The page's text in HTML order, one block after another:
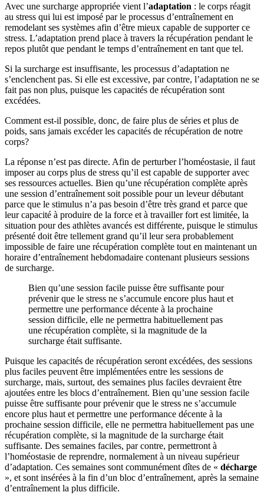
Avec une surcharge appropriée vient l’adaptation : le corps réagit
au stress qui lui est imposé par le processus d’entraînement en
remodelant ses systèmes afin d’être mieux capable de supporter ce
stress. L’adaptation prend place à travers la récupération pendant le
repos plutôt que pendant le temps d’entraînement en tant que tel.
Si la surcharge est insuffisante, les processus d’adaptation ne
s’enclenchent pas. Si elle est excessive, par contre, l’adaptation ne se
fait pas non plus, puisque les capacités de récupération sont
excédées.
Comment est-il possible, donc, de faire plus de séries et plus de
poids, sans jamais excéder les capacités de récupération de notre
corps?
La réponse n’est pas directe. Afin de perturber l’homéostasie, il faut
imposer au corps plus de stress qu’il est capable de supporter avec
ses ressources actuelles. Bien qu’une récupération complète après
une session d’entraînement soit possible pour un leveur débutant
parce que le stimulus n’a pas besoin d’être très grand et parce que
leur capacité à produire de la force et à travailler fort est limitée, la
situation pour des athlètes avancés est différente, puisque le stimulus
présenté doit être tellement grand qu’il leur sera probablement
impossible de faire une récupération complète tout en maintenant un
horaire d’entraînement hebdomadaire contenant plusieurs sessions
de surcharge.
Bien qu’une session facile puisse être suffisante pour
prévenir que le stress ne s’accumule encore plus haut et
permettre une performance décente à la prochaine
session difficile, elle ne permettra habituellement pas
une récupération complète, si la magnitude de la
surcharge était suffisante.
Puisque les capacités de récupération seront excédées, des sessions
plus faciles peuvent être implémentées entre les sessions de
surcharge, mais, surtout, des semaines plus faciles devraient être
ajoutées entre les blocs d’entraînement. Bien qu’une session facile
puisse être suffisante pour prévenir que le stress ne s’accumule
encore plus haut et permettre une performance décente à la
prochaine session difficile, elle ne permettra habituellement pas une
récupération complète, si la magnitude de la surcharge était
suffisante. Des semaines faciles, par contre, permettront à
l’homéostasie de reprendre, normalement à un niveau supérieur
d’adaptation. Ces semaines sont communément dîtes de « décharge
», et sont insérées à la fin d’un bloc d’entraînement, après la semaine
d’entraînement la plus difficile.